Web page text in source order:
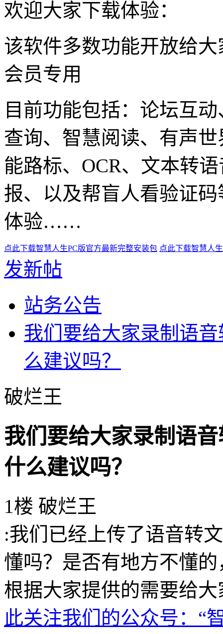
欢迎大家下载体验：
该软件多数功能开放给
会员专用
目前功能包括：论坛互
查询、智慧阅读、有声
能路标、OCR、文本转
报、以及帮盲人看验证
体验……
点此下载智慧人生PC版官方最新完整安装包 点此下载智慧人
发新帖
站务公告
我们要给大家录制语
么建议吗？
破烂王
我们要给大家录制语
什么建议吗？
1楼 破烂王
:我们已经上传了语音转
懂吗？是否有地方不懂
根据大家提供的需要给
此关注我们的公众号：“